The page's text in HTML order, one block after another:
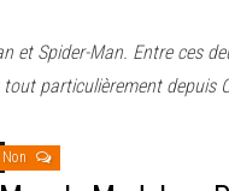
et Spider-Man. Entre ces
particulièrement depuis
Non